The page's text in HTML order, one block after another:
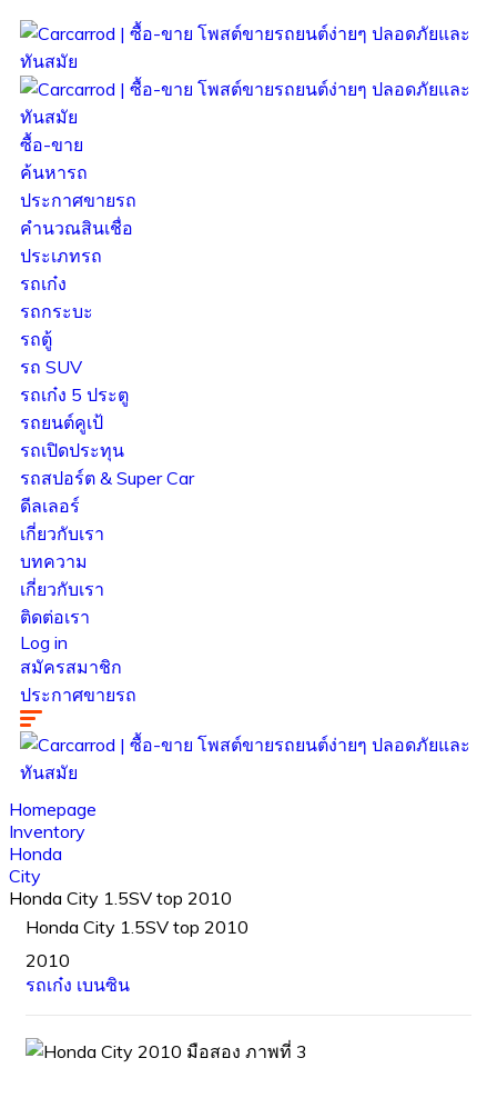
ซื้อ-ขาย
ค้นหารถ
ประกาศขายรถ
คำนวณสินเชื่อ
ประเภทรถ
รถเก๋ง
รถกระบะ
รถตู้
รถ SUV
รถเก๋ง 5 ประตู
รถยนต์คูเป้
รถเปิดประทุน
รถสปอร์ต & Super Car
ดีลเลอร์
เกี่ยวกับเรา
บทความ
เกี่ยวกับเรา
ติดต่อเรา
Log in
สมัครสมาชิก
ประกาศขายรถ
Homepage
Inventory
Honda
City
Honda City 1.5SV top 2010
Honda City 1.5SV top 2010
2010
รถเก๋ง เบนซิน